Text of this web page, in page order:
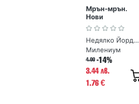
Мрън-мрън.
Нови
стихотворения
Недялко Йорданов
Милениум
4.00 -14%
3.44 лв.
1.76 €